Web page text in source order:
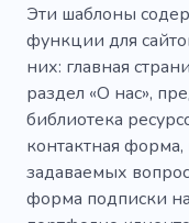
Деловая встреча
Деньги
Разработчик
Динамический
Эти шаблоны
функции для
них: главная
раздел «О нас»,
библиотека
контактная
задаваемых
форма подписки